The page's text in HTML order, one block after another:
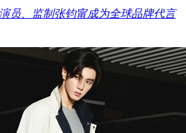
员、监制张钧甯成为全球品牌代言